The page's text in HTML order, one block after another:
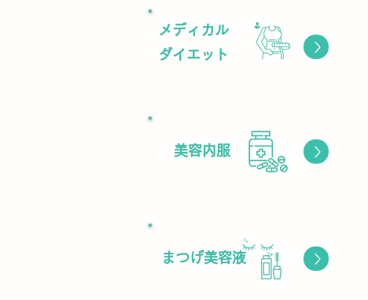
メディカル
ダイエット
ボタン
​美容内服​​ボタン
まつげ美容液ボタン